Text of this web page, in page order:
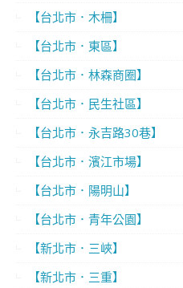
【台北市．木柵】
【台北市．東區】
【台北市．林森商圈】
【台北市．民生社區】
【台北市．永吉路30巷】
【台北市．濱江市場】
【台北市．陽明山】
【台北市．青年公園】
【新北市．三峽】
【新北市．三重】